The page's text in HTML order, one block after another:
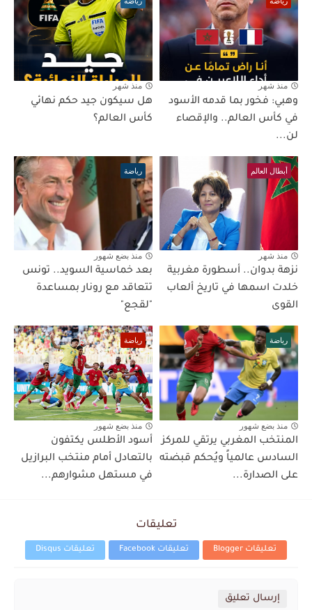
منذ شهر
وهبي: فخور بما قدمه الأسود
في كأس العالم.. والإقصاء
لن...
منذ شهر
هل سيكون جيد حكم نهائي
كأس العالم؟
أبطال العالم
منذ شهر
نزهة بدوان.. أسطورة مغربية
خلدت اسمها في تاريخ ألعاب
القوى
رياضة
منذ بضع شهور
بعد خماسية السويد.. تونس
تتعاقد مع رونار بمساعدة
"لقجع"
رياضة
منذ بضع شهور
المنتخب المغربي يرتقي للمركز
السادس عالمياً ويُحكم قبضته
على الصدارة...
رياضة
منذ بضع شهور
أسود الأطلس يكتفون
بالتعادل أمام منتخب البرازيل
في مستهل مشوارهم...
تعليقات
تعليقات Blogger تعليقات Facebook تعليقات Disqus
إرسال تعليق